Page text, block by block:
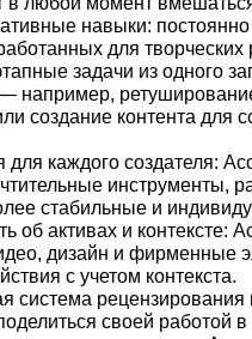
навыки:
для
задачи из одного
например,
создание контента для
для каждого создателя:
инструменты,
стабильные и
об активах и контексте:
дизайн и фирменные
с учетом контекста.
система рецензирования
своей работой